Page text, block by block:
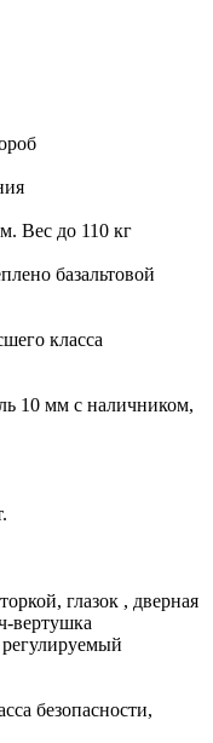
Вес до 110 кг
базальтовой
класса
10 мм с наличником,
глазок , дверная
вертушка
регулируемый
безопасности,